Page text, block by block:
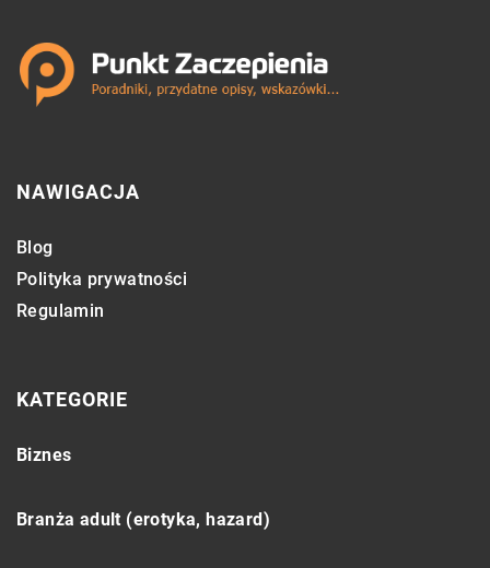
NAWIGACJA
Blog
Polityka prywatności
Regulamin
KATEGORIE
Biznes
Branża adult (erotyka, hazard)